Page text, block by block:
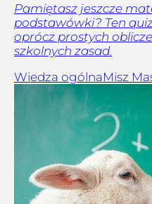
Pamiętasz jeszcze
podstawówki? Ten
oprócz prostych
szkolnych zasad.
Wiedza ogólnaMisz